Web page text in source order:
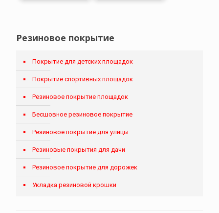
Резиновое покрытие
Покрытие для детских площадок
Покрытие спортивных площадок
Резиновое покрытие площадок
Бесшовное резиновое покрытие
Резиновое покрытие для улицы
Резиновые покрытия для дачи
Резиновое покрытие для дорожек
Укладка резиновой крошки